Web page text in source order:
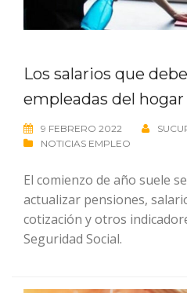
Los salarios que
empleadas del hogar
9 FEBRERO 2022
NOTICIAS EMPLEO
El comienzo de año suele
actualizar pensiones,
cotización y otros
Seguridad Social.